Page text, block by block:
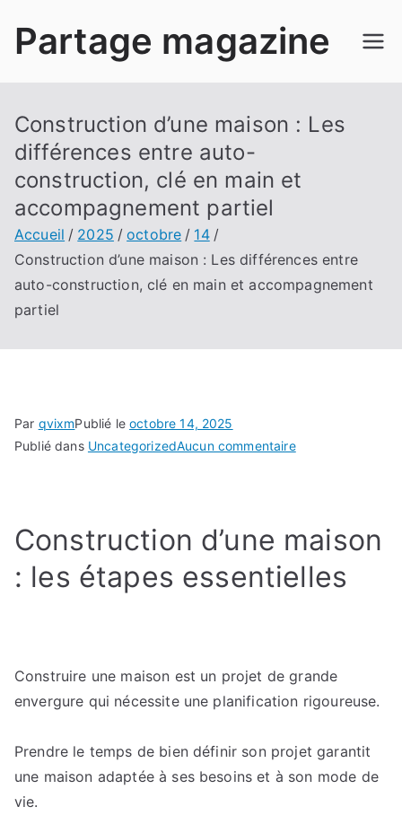
Partage magazine
Construction d’une maison : Les
différences entre auto-
construction, clé en main et
accompagnement partiel
Accueil 2025 octobre
14
Construction d’une maison : Les différences entre
auto-construction, clé en main et accompagnement
partiel
Par qvixmPublié leoctobre 14, 2025
Publié dans UncategorizedAucun commentairesur
:
différences
main
partiel
Construction d’une maison
: les étapes essentielles
Construire une maison est un projet de grande
envergure qui nécessite une planification rigoureuse.
Prendre le temps de bien définir son projet garantit
une maison adaptée à ses besoins et à son mode de
vie.